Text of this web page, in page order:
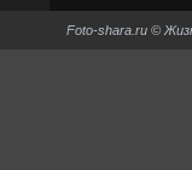
Foto-shara.ru ©